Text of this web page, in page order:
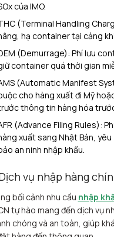
của IMO.
(Terminal Handling
hạ container tại cảng
(Demurrage): Phí lưu
container quá thời gian
(Automatic Manifest
cho hàng xuất đi Mỹ
thông tin hàng hóa
(Advance Filing Rules):
xuất sang Nhật Bản,
an ninh nhập khẩu.
vụ nhập hàng
bối cảnh nhu cầu nhập
tự hào mang đến dịch vụ
chóng và an toàn, giúp